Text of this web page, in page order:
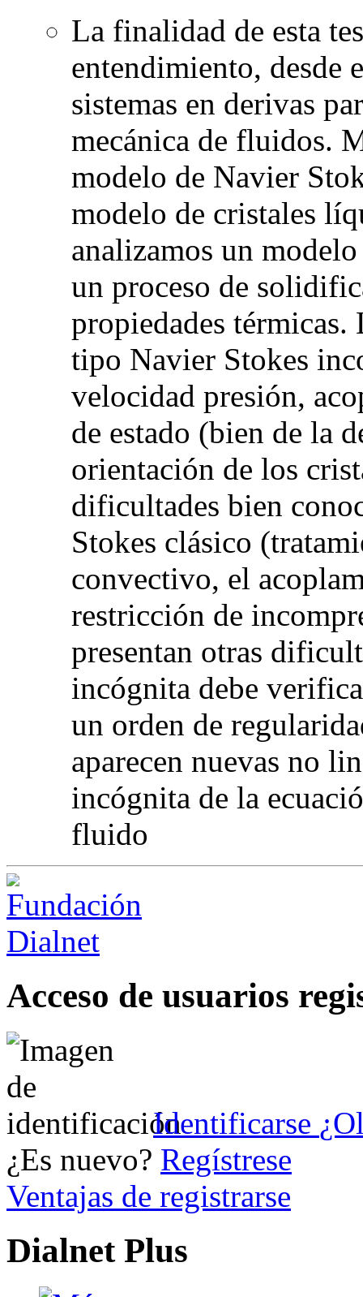
La finalidad de esta
entendimiento, desde
sistemas en derivas
mecánica de fluidos.
modelo de Navier
modelo de cristales
analizamos un
un proceso de
propiedades
tipo Navier Stokes
velocidad presión,
de estado (bien de la
orientación de los
dificultades bien
Stokes clásico
convectivo, el
restricción de
presentan otras
incógnita debe
un orden de
aparecen nuevas no
incógnita de la
fluido
Acceso de usuarios
Identificarse
¿Es nuevo? Regístrese
Ventajas de registrarse
Dialnet Plus